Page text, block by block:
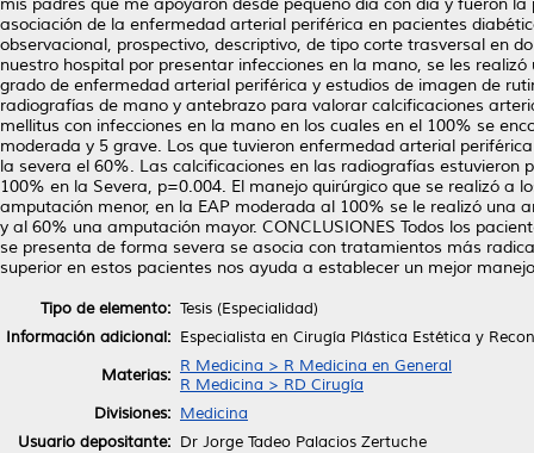
mis padres que me apoyaron desde pequeño día con día y fueron
asociación de la enfermedad arterial periférica en pacientes
observacional, prospectivo, descriptivo, de tipo corte trasversal en
nuestro hospital por presentar infecciones en la mano, se les
grado de enfermedad arterial periférica y estudios de imagen de
radiografías de mano y antebrazo para valorar calcificaciones
mellitus con infecciones en la mano en los cuales en el 100% se
moderada y 5 grave. Los que tuvieron enfermedad arterial
la severa el 60%. Las calcificaciones en las radiografías estuvieron
100% en la Severa, p=0.004. El manejo quirúrgico que se realizó a
amputación menor, en la EAP moderada al 100% se le realizó una
y al 60% una amputación mayor. CONCLUSIONES Todos los
se presenta de forma severa se asocia con tratamientos más
superior en estos pacientes nos ayuda a establecer un mejor
Tipo de elemento: Tesis (Especialidad)
Información adicional: Especialista en Cirugía Plástica Estética y
Materias: R Medicina > R Medicina en General
R Medicina > RD Cirugía
Divisiones: Medicina
Usuario depositante: Dr Jorge Tadeo Palacios Zertuche